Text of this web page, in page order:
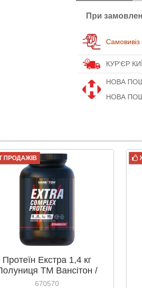
При
Самовивіз
КУР'ЄР
НОВА
НОВА
ПРОДАЖІВ
Протеїн Екстра 1,4 кг
ТМ Вансітон /
Vansiton
670570